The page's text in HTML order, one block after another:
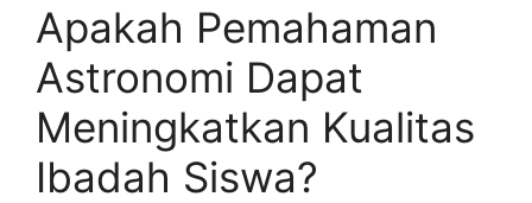
Apakah Pemahaman
Astronomi Dapat
Meningkatkan Kualitas
Ibadah Siswa?